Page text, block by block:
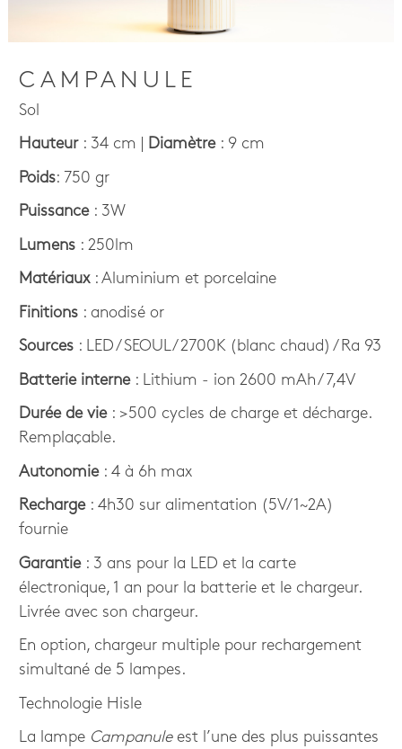
CAMPANULE
Sol
Hauteur: 34 cm | Diamètre: 9 cm
Poids: 750 gr
Puissance : 3W
Lumens : 250lm
Matériaux : Aluminium et porcelaine
Finitions : anodisé or
Sources : LED / SEOUL / 2700K (blanc chaud) / Ra 93
Batterie interne: Lithium - ion 2600 mAh / 7,4V
Durée de vie: >500 cycles de charge et décharge.
Remplaçable.
Autonomie: 4 à 6h max
Recharge: 4h30 sur alimentation (5V/1~2A)
fournie
Garantie: 3 ans pour la LED et la carte
électronique, 1 an pour la batterie et le chargeur.
Livrée avec son chargeur.
En option, chargeur multiple pour rechargement
simultané de 5 lampes.
Technologie Hisle
La lampe Campanuleest l’une des plus puissantes